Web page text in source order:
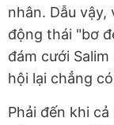
nhân. Dẫu vậy,
động thái "bơ
đám cưới
hội lại chẳng
Phải đến khi